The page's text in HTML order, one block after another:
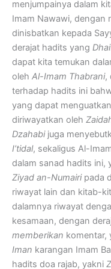
menjumpainya dalam
Imam Nawawi, dengan
dinisbatkan kepada
derajat hadits yang
dapat kita temukan
oleh Al-Imam Thabrani,
terhadap hadits ini
yang dapat
diriwayatkan oleh
Dzahabijuga
I’tidal, sekaligus Al-
dalam sanad hadits ini,
Ziyad an-Numairi pada
riwayat lain dan kitab-
dalamnya riwayat
kesamaan, dengan
memberikan komentar,
Iman karangan Imam
hadits doa rajab, yakni